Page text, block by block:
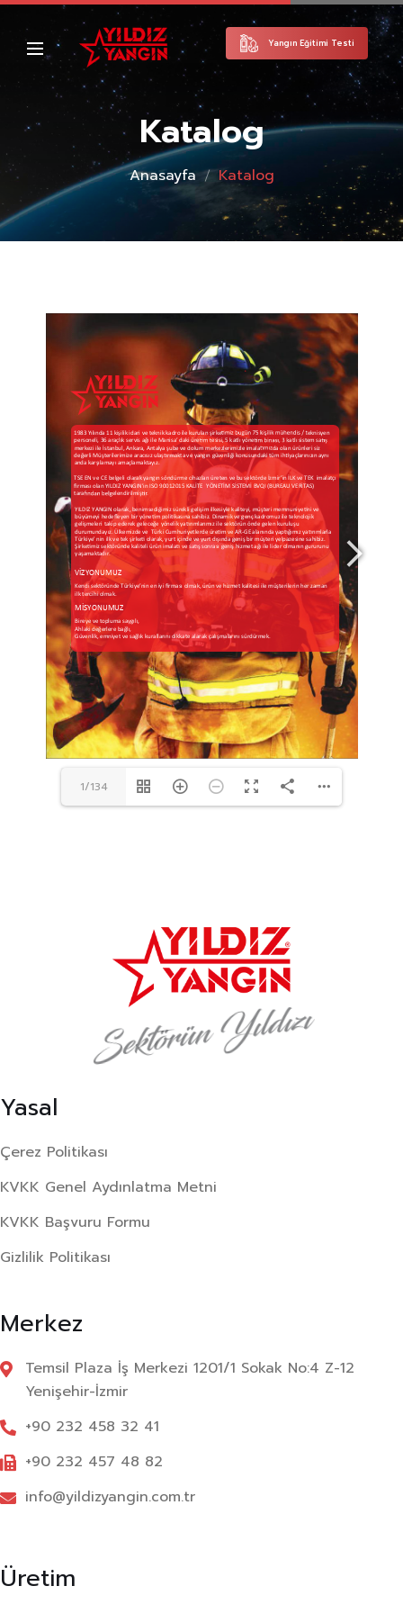
Yangın Eğitimi Testi
Katalog
Anasayfa Katalog
1/134
Sektörün Yıldızı
Yasal
Çerez Politikası
KVKK Genel Aydınlatma Metni
KVKK Başvuru Formu
Gizlilik Politikası
Merkez
Temsil Plaza İş Merkezi 1201/1 Sokak No:4 Z-12
Yenişehir-İzmir
+90 232 458 32 41
+90 232 457 48 82
info@yildizyangin.com.tr
Üretim